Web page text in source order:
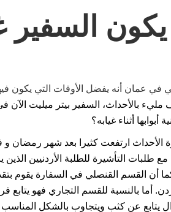
السفير
عمان أنه يفضل الأوقات التي يكون فيها
بالأحداث، السفير بيتر ميليت الآن
أثناء غيابه؟
الأحداث ارتفعت كثيرا بعد شهر رمضان و
طلبات التأشيرة للطلبة الأردنيين
أن القسم القنصلي في السفارة يقوم
أما بالنسبة للقسم التجاري فهو يتابع
يتابع عن كثب ويتجاوب بالشكل